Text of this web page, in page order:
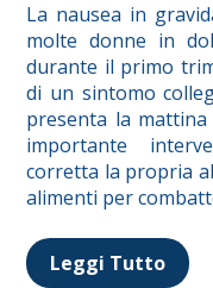
La nausea in
molte donne in
durante il primo
di un sintomo
presenta la
importante
corretta la propria
alimenti per
Leggi Tutto